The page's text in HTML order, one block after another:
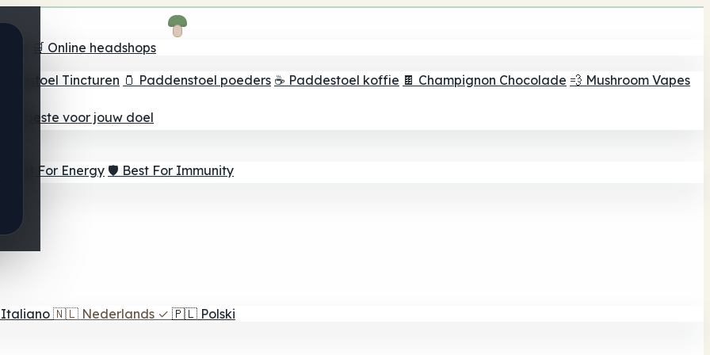
🛒 Online headshops
Tincturen 🫙 Paddenstoel poeders ☕ Paddestoel koffie 🍫 Champignon Chocolade 💨 Mushroom Vapes
beste voor jouw doel
⚡ Best For Energy 🛡️ Best For Immunity
Italiano 🇳🇱 Nederlands ✓ 🇵🇱 Polski